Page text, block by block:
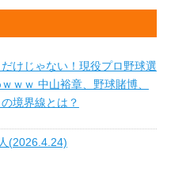
だけじゃない！現役プロ野球選
ｗｗ 中山裕章、野球賭博、
境界線とは？
(2026.4.24)